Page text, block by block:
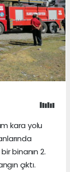
kara yolu
binanın 2.
çıktı.